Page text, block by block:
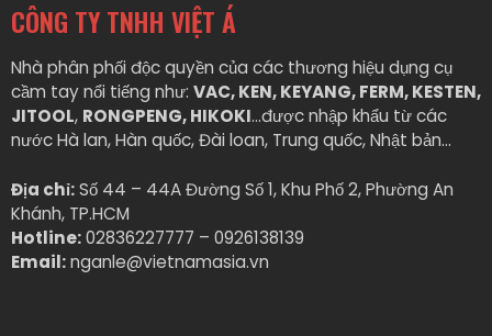
CÔNG TY TNHH VIỆT Á
Nhà phân phối độc quyền của các thương hiệu dụng cụ
cầm tay nổi tiếng như: VAC, KEN, KEYANG, FERM, KESTEN,
JITOOL, RONGPENG, HIKOKI…được nhập khẩu từ các
nước Hà lan, Hàn quốc, Đài loan, Trung quốc, Nhật bản…
Địa chỉ:Số 44 – 44A Đường Số 1, Khu Phố 2, Phường An
Khánh, TP.HCM
Hotline:02836227777 – 0926138139
Email:nganle@vietnamasia.vn